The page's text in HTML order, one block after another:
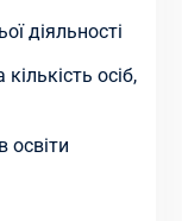
діяльності
осіб,
освіти